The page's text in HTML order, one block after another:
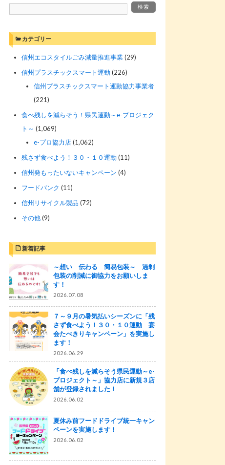
カテゴリー
信州エコスタイルごみ減量推進事業(29)
信州プラスチックスマート運動(226)
信州プラスチックスマート運動協力事業者
(221)
食べ残しを減らそう！県民運動～e-プロジェク
ト～ (1,069)
e-プロ協力店(1,062)
残さず食べよう！３０・１０運動(11)
信州発もったいないキャンペーン (4)
フードバンク (11)
信州リサイクル製品 (72)
その他(9)
新着記事
～想い 伝わる 簡易包装～ 過剰
包装の削減に御協力をお願いしま
す！
2026.07.08
７～９月の暑気払いシーズンに「残
さず食べよう！３０・１０運動 宴
会たべきりキャンペーン」を実施し
ます！
2026.06.29
「食べ残しを減らそう県民運動～e-
プロジェクト～」協力店に新規３店
舗が登録されました！
2026.06.02
夏休み前フードドライブ統一キャン
ペーンを実施します！
2026.06.02